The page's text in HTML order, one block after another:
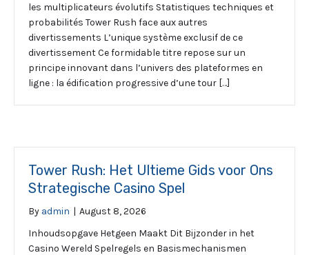
les multiplicateurs évolutifs Statistiques techniques et
probabilités Tower Rush face aux autres
divertissements L’unique système exclusif de ce
divertissement Ce formidable titre repose sur un
principe innovant dans l’univers des plateformes en
ligne : la édification progressive d’une tour […]
Tower Rush: Het Ultieme Gids voor Ons
Strategische Casino Spel
By admin | August 8, 2026
Inhoudsopgave Hetgeen Maakt Dit Bijzonder in het
Casino Wereld Spelregels en Basismechanismen